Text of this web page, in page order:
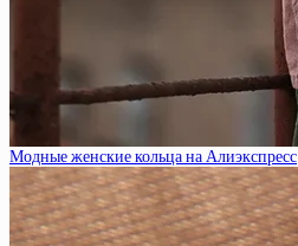
Модные женские кольца на Алиэкспресс